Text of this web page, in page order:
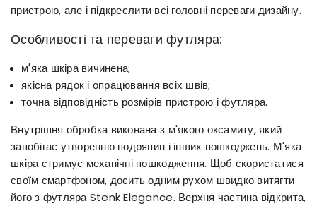
пристрою, але і підкреслити всі головні переваги дизайну.
Особливості та переваги футляра:
м'яка шкіра вичинена;
якісна рядок і опрацювання всіх швів;
точна відповідність розмірів пристрою і футляра.
Внутрішня обробка виконана з м'якого оксамиту, який
запобігає утворенню подряпин і інших пошкоджень. М'яка
шкіра стримує механічні пошкодження. Щоб скористатися
своїм смартфоном, досить одним рухом швидко витягти
його з футляра Stenk Elegance. Верхня частина відкрита,